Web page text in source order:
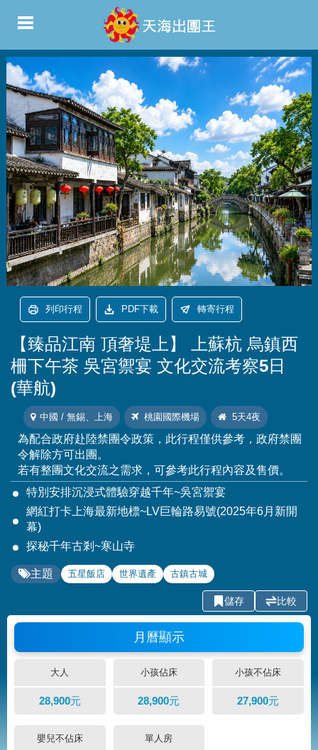
列印行程 PDF下載 轉寄行程
【臻品江南 頂奢堤上】 上蘇杭 烏鎮西
柵下午茶 吳宮禦宴 文化交流考察5日
(華航)
中國 / 無錫、上海 桃園國際機場 5天4夜
為配合政府赴陸禁團令政策，此行程僅供參考，政府禁團
令解除方可出團。
若有整團文化交流之需求，可參考此行程內容及售價。
特別安排沉浸式體驗穿越千年~吳宮禦宴
網紅打卡上海最新地標~LV巨輪路易號(2025年6月新開
幕)
探秘千年古剎~寒山寺
主題 五星飯店 世界遺產 古鎮古城
儲存 比較
月曆顯示
大人 小孩佔床 小孩不佔床
28,900元 28,900元 27,900元
嬰兒不佔床 單人房